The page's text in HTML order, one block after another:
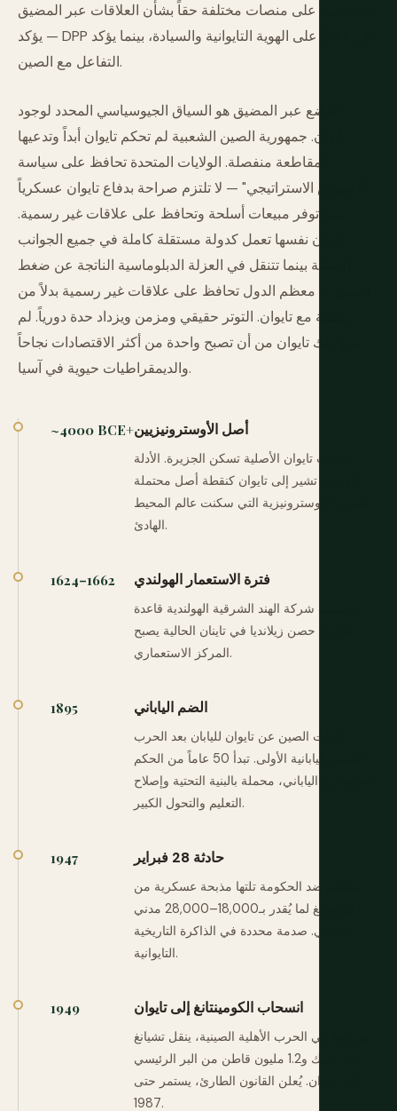
المنتظمة على منصات مختلفة حقاً بشأن العلاقات عبر المضيق
— يؤكد DPP على الهوية التايوانية والسيادة، بينما يؤكد KMT على
التفاعل مع الصين.
الوضع عبر المضيق هو السياق الجيوسياسي المحدد لوجود
تايوان. جمهورية الصين الشعبية لم تحكم تايوان أبداً وتدعيها
كمقاطعة منفصلة. الولايات المتحدة تحافظ على سياسة
"الغموض الاستراتيجي" — لا تلتزم صراحة بدفاع تايوان عسكرياً
بينما توفر مبيعات أسلحة وتحافظ على علاقات غير رسمية.
تايوان نفسها تعمل كدولة مستقلة كاملة في جميع الجوانب
العملية بينما تتنقل في العزلة الدبلوماسية الناتجة عن ضغط
الصين — معظم الدول تحافظ على علاقات غير رسمية بدلاً من
رسمية مع تايوان. التوتر حقيقي ومزمن ويزداد حدة دورياً. لم
يمنع ذلك تايوان من أن تصبح واحدة من أكثر الاقتصادات نجاحاً
والديمقراطيات حيوية في آسيا.
~4000 BCE+أصل الأوسترونيزيين
شعوب تايوان الأصلية تسكن الجزيرة. الأدلة
الوراثية تشير إلى تايوان كنقطة أصل محتملة
للهجرة الأوسترونيزية التي سكنت عالم المحيط
الهادئ.
1624–1662 فترة الاستعمار الهولندي
تأسست شركة الهند الشرقية الهولندية قاعدة
تجارية. حصن زيلانديا في تاينان الحالية يصبح
المركز الاستعماري.
1895 الضم الياباني
تنازلت الصين عن تايوان لليابان بعد الحرب
الصينية اليابانية الأولى. تبدأ 50 عاماً من الحكم
الاستعماري الياباني، محملة بالبنية التحتية وإصلاح
التعليم والتحول الكبير.
1947 حادثة 28 فبراير
انتفاضة ضد الحكومة تلتها مذبحة عسكرية من
الكومينتانغ لما يُقدر بـ18,000–28,000 مدني
تايواني. صدمة محددة في الذاكرة التاريخية
التايوانية.
1949 انسحاب الكومينتانغ إلى تايوان
مهزومة في الحرب الأهلية الصينية، ينقل تشيانغ
كاي شيك و1.2 مليون قاطن من البر الرئيسي
إلى تايوان. يُعلن القانون الطارئ، يستمر حتى
1987.